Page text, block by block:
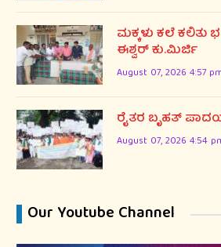
ಮಕ್ಕಳು ಕಲೆ ಕಲಿತು
ಈಶ್ವರ್ ಕು.ಮಿರ್ಜಿ
August 07, 2026 4:57
ರೈತರ ಬೃಹತ್
August 07, 2026 4:54
Our Youtube Channel